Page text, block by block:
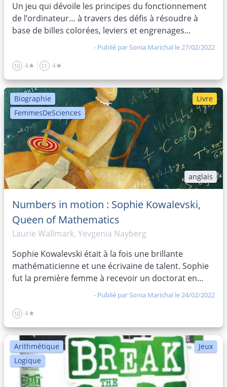
Un jeu qui dévoile les principes du fonctionnement
de l’ordinateur… à travers des défis à résoudre à
base de billes colorées, leviers et engrenages...
- Publié parSonia Marichal le 27/02/2022
10 4★ 11 4★
Biographie
FemmesDeSciences
Livre
anglais
Numbers in motion : Sophie Kowalevski,
Queen of Mathematics
Laurie Wallmark, Yevgenia Nayberg
Sophie Kowalevski était à la fois une brillante
mathématicienne et une écrivaine de talent. Sophie
fut la première femme à recevoir un doctorat en...
- Publié parSonia Marichal le 24/02/2022
10 4★
Arithmétique
Logique
Jeux